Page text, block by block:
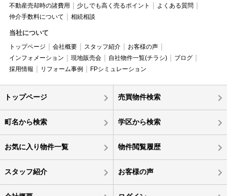
不動産売却時の諸費用
少しでも高く売るポイント
よくある質問
仲介手数料について
相続相談
当社について
トップページ 会社概要 スタッフ紹介
お客様の声
インフォメーション
現地販売会 自社物件一覧(チラシ)
ブログ
採用情報
リフォーム事例 FPシミュレーション
トップページ 売買物件検索
町名から検索 学区から検索
お気に入り物件一覧 物件閲覧履歴
スタッフ紹介 お客様の声